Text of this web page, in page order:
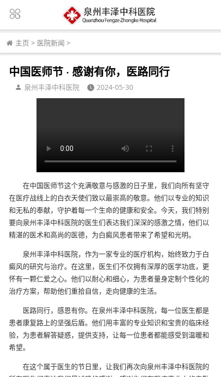
主页 > 医院新闻 >
中国医师节 · 感谢有你，医路同行
泉州丰泽中科医院 2024-05-30
在中国医师节这个充满敬意与感激的日子里，我们向所有坚守
在医疗战线上的白衣天使们致以最崇高的敬意。他们以专业的知识
和无私的奉献，守护着每一个生命的健康和安全。今天，我们特别
要向泉州丰泽中科医院的医生们表达我们深深的感激之情，他们以
精湛的医术和高尚的医德，为白癜风患者带来了希望和光明。
泉州丰泽中科医院，作为一家专业的医疗机构，始终致力于白
癜风的研究与治疗。在这里，医生们不仅拥有深厚的医学功底，更
怀有一颗仁爱之心。他们以耐心和细心，为患者量身定制个性化的
治疗方案，帮助他们重拾自信，走向健康的生活。
医路同行，感恩有你。在泉州丰泽中科医院，每一位医生都是
患者康复路上的坚强后盾。他们用丰富的专业知识和宝贵的临床经
验，为患者解答疑惑，提供支持，让每一位患者都能感受到温暖和
希望。
在这个属于医生的节日里，让我们再次向泉州丰泽中科医院的